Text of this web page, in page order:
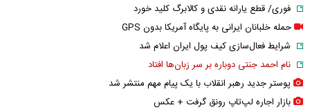
فوری/ قطع یارانه نقدی و کالابرگ کلید خورد
حمله خلبانان ایرانی به پایگاه آمریکا بدون GPS
شرایط فعال‌سازی کیف پول ایران اعلام شد
نام احمد جنتی دوباره بر سر زبان‌ها افتاد
پوستر جدید رهبر انقلاب با یک پیام مهم منتشر شد
بازار اجاره لپ‌تاپ رونق گرفت + عکس